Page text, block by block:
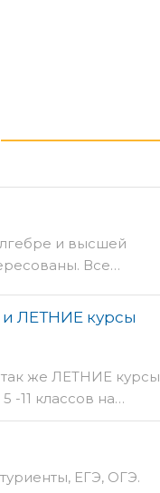
и высшей
Все…
и ЛЕТНИЕ курсы
так же ЛЕТНИЕ курсы
-11 классов на…
ЕГЭ, ОГЭ.